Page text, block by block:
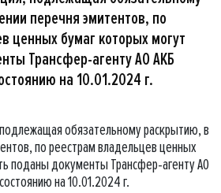
перечня эмитентов, по
ценных бумаг которых могут
Трансфер-агенту АО АКБ
на 10.01.2024 г.
обязательному раскрытию, в
по реестрам владельцев ценных
поданы документы Трансфер-агенту АО
на 10.01.2024 г.